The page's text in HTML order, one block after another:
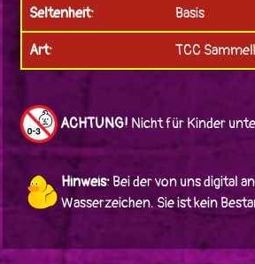
Seltenheit: Basis
Art: TCC
ACHTUNG! Nicht für Kinder
Hinweis: Bei der von uns digital
Wasserzeichen. Sie ist kein